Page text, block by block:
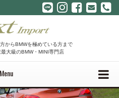
からBMWを極めている方まで
大級のBMW・MINI専門店
Menu